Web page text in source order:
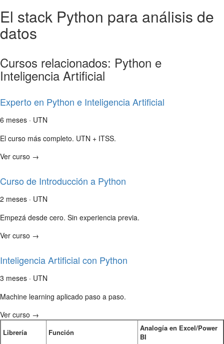
El stack Python para análisis de
datos
Cursos relacionados: Python e
Inteligencia Artificial
Experto en Python e Inteligencia Artificial
6 meses · UTN
El curso más completo. UTN + ITSS.
Ver curso →
Curso de Introducción a Python
2 meses · UTN
Empezá desde cero. Sin experiencia previa.
Ver curso →
Inteligencia Artificial con Python
3 meses · UTN
Machine learning aplicado paso a paso.
Ver curso →
Librería Función
Analogía en Excel/Power
BI